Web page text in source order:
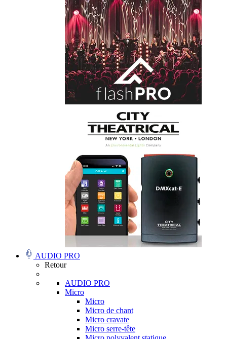
AUDIO PRO
Retour
AUDIO PRO
Micro
Micro
Micro de chant
Micro cravate
Micro serre-tête